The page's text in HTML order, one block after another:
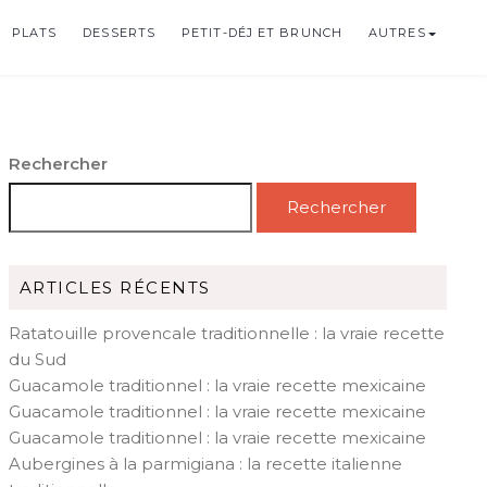
PLATS DESSERTS PETIT-DÉJ ET BRUNCH AUTRES
Rechercher
Rechercher
ARTICLES RÉCENTS
Ratatouille provencale traditionnelle : la vraie recette
du Sud
Guacamole traditionnel : la vraie recette mexicaine
Guacamole traditionnel : la vraie recette mexicaine
Guacamole traditionnel : la vraie recette mexicaine
Aubergines à la parmigiana : la recette italienne